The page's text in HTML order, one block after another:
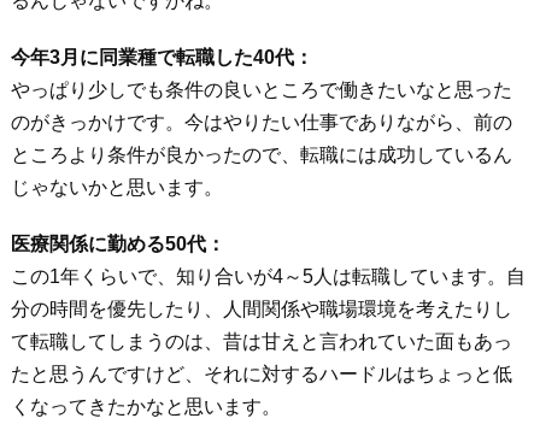
今年3月に同業種で転職した40代：
やっぱり少しでも条件の良いところで働きたいなと思った
のがきっかけです。今はやりたい仕事でありながら、前の
ところより条件が良かったので、転職には成功しているん
じゃないかと思います。
医療関係に勤める50代：
この1年くらいで、知り合いが4～5人は転職しています。自
分の時間を優先したり、人間関係や職場環境を考えたりし
て転職してしまうのは、昔は甘えと言われていた面もあっ
たと思うんですけど、それに対するハードルはちょっと低
くなってきたかなと思います。